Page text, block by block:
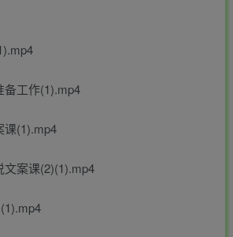
备工作(1).mp4
课(1).mp4
案课(2)(1).mp4